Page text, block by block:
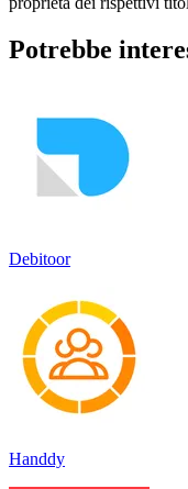
Potrebbe
Debitoor
Handdy